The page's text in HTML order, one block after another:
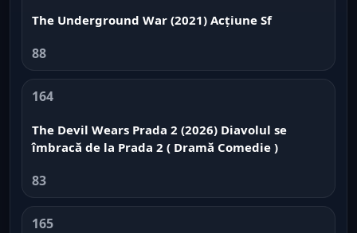
The Underground War (2021) Acțiune Sf
88
164
The Devil Wears Prada 2 (2026) Diavolul se
îmbracă de la Prada 2 ( Dramă Comedie )
83
165